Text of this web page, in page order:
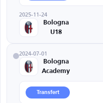
2025-11-24
Bologna
U18
2024-07-01
Bologna
Academy
Transfert